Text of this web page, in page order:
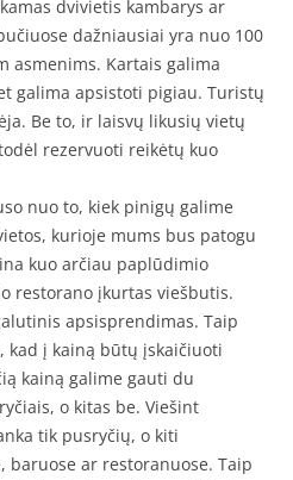
dvivietis kambarys ar
dažniausiai yra nuo 100
asmenims. Kartais galima
galima apsistoti pigiau. Turistų
Be to, ir laisvų likusių vietų
rezervuoti reikėtų kuo
nuo to, kiek pinigų galime
kurioje mums bus patogu
kuo arčiau paplūdimio
restorano įkurtas viešbutis.
apsisprendimas. Taip
į kainą būtų įskaičiuoti
kainą galime gauti du
o kitas be. Viešint
tik pusryčių, o kiti
baruose ar restoranuose. Taip